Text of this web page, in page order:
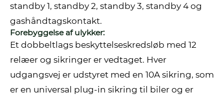
standby 1, standby 2, standby 3, standby 4 og
gashåndtagskontakt.
Forebyggelse af ulykker:
Et dobbeltlags beskyttelseskredsløb med 12
relæer og sikringer er vedtaget. Hver
udgangsvej er udstyret med en 10A sikring, som
er en universal plug-in sikring til biler og er